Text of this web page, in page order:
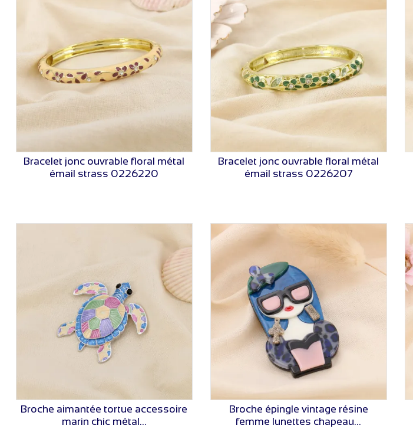
VOIR LE PRIX
Bracelet jonc ouvrable floral métal
émail strass 0226220
VOIR LE PRIX
Bracelet jonc ouvrable floral métal
émail strass 0226207
VOIR LE PRIX
Broche aimantée tortue accessoire
marin chic métal...
VOIR LE PRIX
Broche épingle vintage résine
femme lunettes chapeau...